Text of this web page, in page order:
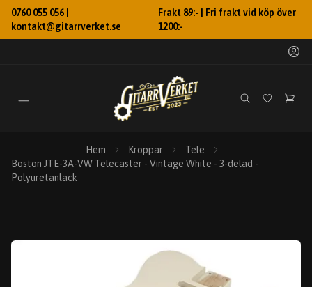
0760 055 056 |
kontakt@gitarrverket.se
Frakt 89:- | Fri frakt vid köp över
1200:-
Hem Kroppar
Tele
Boston JTE-3A-VW Telecaster - Vintage White - 3-delad -
Polyuretanlack